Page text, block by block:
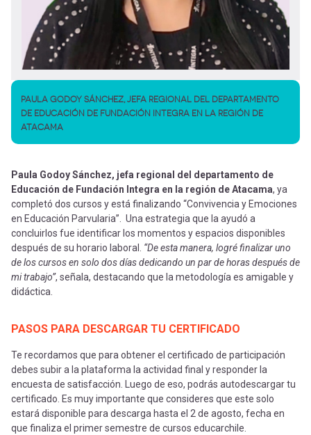
PAULA GODOY SÁNCHEZ, JEFA REGIONAL DEL DEPARTAMENTO
DE EDUCACIÓN DE FUNDACIÓN INTEGRA EN LA REGIÓN DE
ATACAMA
Paula Godoy Sánchez, jefa regional del departamento de
Educación de Fundación Integra en la región de Atacama, ya
completó dos cursos y está finalizando “Convivencia y Emociones
en Educación Parvularia”. Una estrategia que la ayudó a
concluirlos fue identificar los momentos y espacios disponibles
después de su horario laboral. “De esta manera, logré finalizar uno
de los cursos en solo dos días dedicando un par de horas después de
mi trabajo”, señala, destacando que la metodología es amigable y
didáctica.
PASOS PARA DESCARGAR TU CERTIFICADO
Te recordamos que para obtener el certificado de participación
debes subir a la plataforma la actividad final y responder la
encuesta de satisfacción. Luego de eso, podrás autodescargar tu
certificado. Es muy importante que consideres que este solo
estará disponible para descarga hasta el 2 de agosto, fecha en
que finaliza el primer semestre de cursos educarchile.